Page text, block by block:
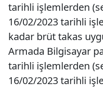
tarihli işlemlerden
16/02/2023 tarihli
kadar brüt takas
Armada Bilgisayar
tarihli işlemlerden
16/02/2023 tarihli